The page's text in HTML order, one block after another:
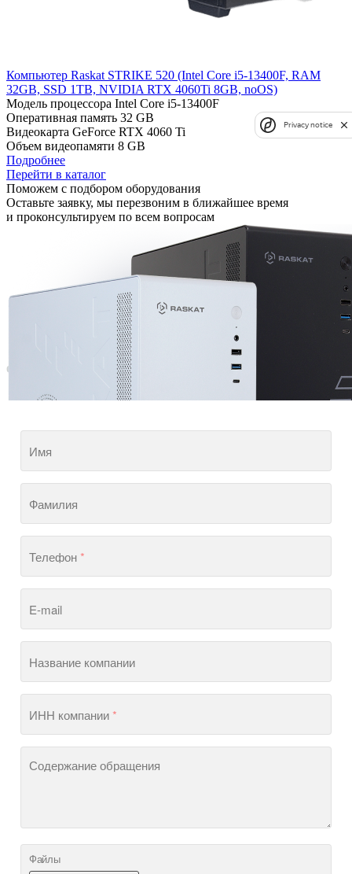
Компьютер Raskat STRIKE 520 (Intel Core i5-13400F, RAM
32GB, SSD 1TB, NVIDIA RTX 4060Ti 8GB, noOS)
Модель процессора Intel Core i5-13400F
Оперативная память 32 GB
Видеокарта GeForce RTX 4060 Ti
Объем видеопамяти 8 GB
Подробнее
Перейти в каталог
Поможем с подбором оборудования
Оставьте заявку, мы перезвоним в ближайшее время
и проконсультируем по всем вопросам
Имя
Фамилия
Телефон*
E-mail
Название компании
ИНН компании*
Содержание обращения
Файлы
Privacy notice